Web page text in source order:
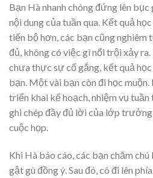
Bạn Hà nhanh chóng đứng lên
nội dung của tuần qua. Kết quả
tiến bộ hơn, các bạn cũng nghiêm
đủ, không có việc gì nổi trội xảy ra.
chưa thực sự cố gắng, kết quả
bạn. Một vài bạn còn đi học muộn.
triển khai kế hoạch, nhiệm vụ
ghi chép đầy đủ lời của lớp trưởng
cuộc họp.
Khi Hà báo cáo, các bạn chăm
gật gù đồng ý. Sau đó, cô đi lên